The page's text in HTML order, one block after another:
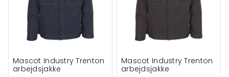
Mascot Industry Trenton
arbejdsjakke
Mascot Industry Trenton
arbejdsjakke